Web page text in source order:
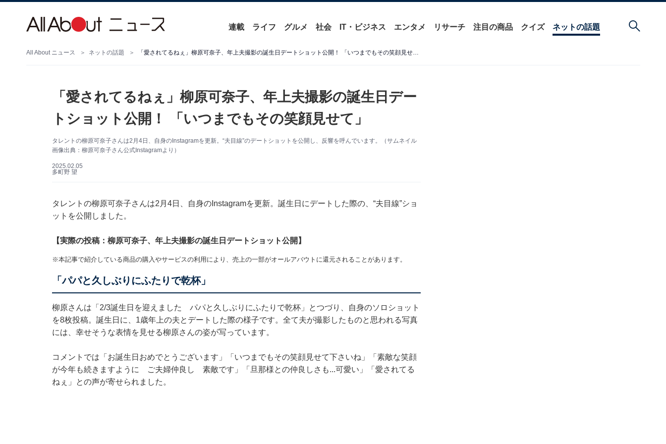
連載 ライフ グルメ 社会 IT・ビジネス エンタメ リサーチ 注目の商品 クイズ ネットの話題
All About ニュース ネットの話題 「愛されてるねぇ」柳原可奈子、年上夫撮影の誕生日デートショット公開！ 「いつまでもその笑顔見せて」
「愛されてるねぇ」柳原可奈子、年上夫撮影の誕生日デー
トショット公開！ 「いつまでもその笑顔見せて」
タレントの柳原可奈子さんは2月4日、自身のInstagramを更新。“夫目線”のデートショットを公開し、反響を呼んでいます。（サムネイル
画像出典：柳原可奈子さん公式Instagramより）
2025.02.05
多町野 望
タレントの柳原可奈子さんは2月4日、自身のInstagramを更新。誕生日にデートした際の、“夫目線”ショ
ットを公開しました。
【実際の投稿：柳原可奈子、年上夫撮影の誕生日デートショット公開】
※本記事で紹介している商品の購入やサービスの利用により、売上の一部がオールアバウトに還元されることがあります。
「パパと久しぶりにふたりで乾杯」
柳原さんは「2/3誕生日を迎えました パパと久しぶりにふたりで乾杯」とつづり、自身のソロショット
を8枚投稿。誕生日に、1歳年上の夫とデートした際の様子です。全て夫が撮影したものと思われる写真
には、幸せそうな表情を見せる柳原さんの姿が写っています。
コメントでは「お誕生日おめでとうございます」「いつまでもその笑顔見せて下さいね」「素敵な笑顔
が今年も続きますように ご夫婦仲良し 素敵です」「旦那様との仲良しさも...可愛い」「愛されてる
ねぇ」との声が寄せられました。